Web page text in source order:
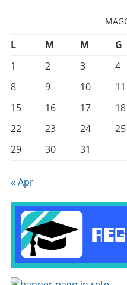
L M M G
1
2 3 4
8
9 10 11
15
16 17 18
22
23 24 25
29
30 31
« Apr